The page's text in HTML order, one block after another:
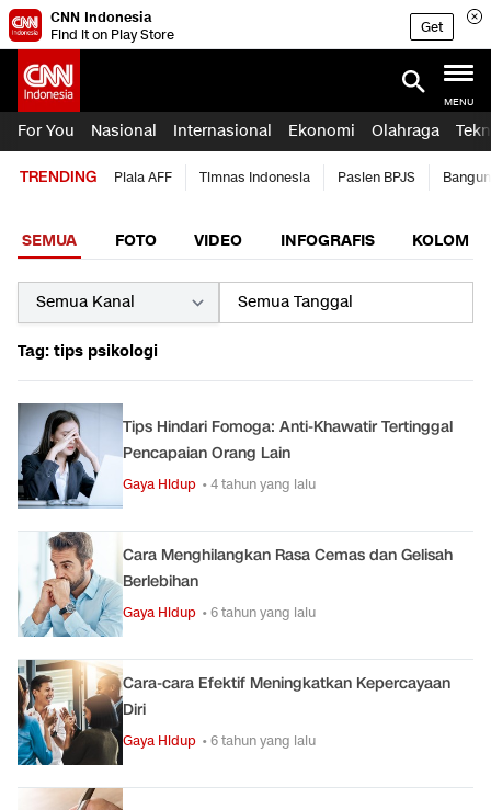
CNN Indonesia
Find it on Play Store
Get
MENU
For You Nasional Internasional Ekonomi Olahraga
TRENDING Piala AFF Timnas Indonesia Pasien BPJS
SEMUA FOTO VIDEO INFOGRAFIS KOLOM
Tag: tips psikologi
Tips Hindari Fomoga: Anti-Khawatir Tertinggal
Pencapaian Orang Lain
Gaya Hidup • 4 tahun yang lalu
Cara Menghilangkan Rasa Cemas dan Gelisah
Berlebihan
Gaya Hidup • 6 tahun yang lalu
Cara-cara Efektif Meningkatkan Kepercayaan
Diri
Gaya Hidup • 6 tahun yang lalu